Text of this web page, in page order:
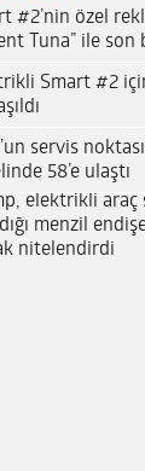
#2’nin özel
Tuna” ile son
Smart #2
servis
58’e ulaştı
elektrikli
menzil
nitelendirdi